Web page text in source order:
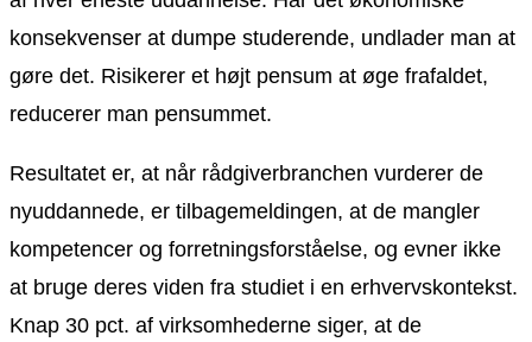
konsekvenser at dumpe studerende, undlader man at
gøre det. Risikerer et højt pensum at øge frafaldet,
reducerer man pensummet.
Resultatet er, at når rådgiverbranchen vurderer de
nyuddannede, er tilbagemeldingen, at de mangler
kompetencer og forretningsforståelse, og evner ikke
at bruge deres viden fra studiet i en erhvervskontekst.
Knap 30 pct. af virksomhederne siger, at de